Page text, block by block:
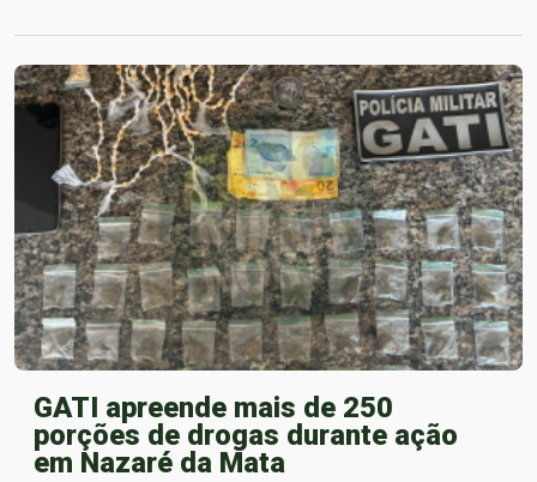
GATI apreende mais de 250
porções de drogas durante ação
em Nazaré da Mata